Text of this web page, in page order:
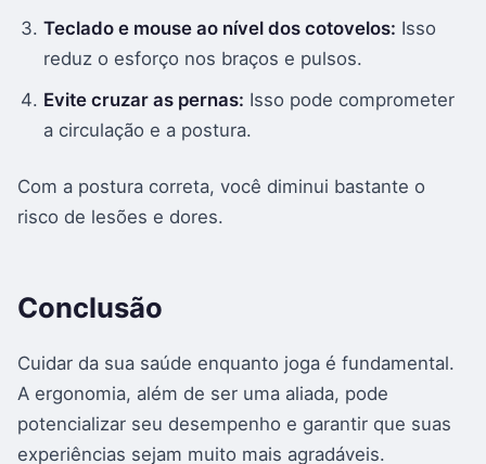
Teclado e mouse ao nível dos cotovelos: Isso
reduz o esforço nos braços e pulsos.
Evite cruzar as pernas: Isso pode comprometer
a circulação e a postura.
Com a postura correta, você diminui bastante o
risco de lesões e dores.
Conclusão
Cuidar da sua saúde enquanto joga é fundamental.
A ergonomia, além de ser uma aliada, pode
potencializar seu desempenho e garantir que suas
experiências sejam muito mais agradáveis.